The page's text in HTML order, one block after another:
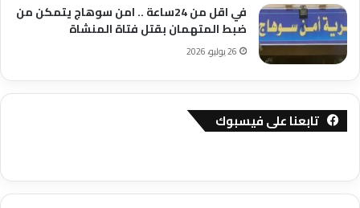
في اقل من 24ساعة .. امن سوهاج يتمكن من
ضبط المتهمان بقتل فتاة المنشاة
26 يوليو، 2026
تابعنا على فيسبوك